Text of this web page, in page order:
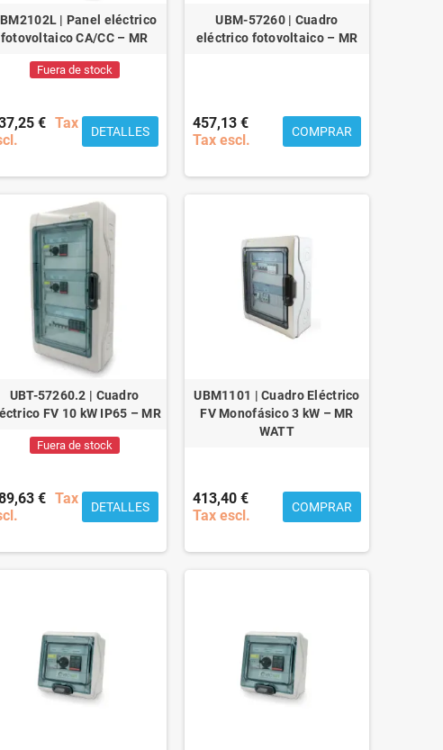
| Panel eléctrico
fotovoltaico CA/CC – MR
Fuera de stock
€ Tax
DETALLES
UBM-57260 | Cuadro
eléctrico fotovoltaico – MR
457,13 €
Tax escl.
COMPRAR
UBT-57260.2 | Cuadro
FV 10 kW IP65 – MR
Fuera de stock
€ Tax
DETALLES
UBM1101 | Cuadro Eléctrico
FV Monofásico 3 kW – MR
WATT
413,40 €
Tax escl.
COMPRAR